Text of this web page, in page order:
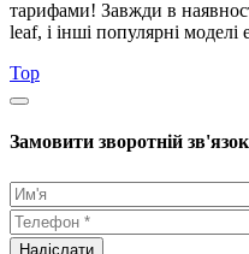
тарифами! Завжди в
leaf, і інші популярні моделі
Top
Замовити зворотній зв'язок